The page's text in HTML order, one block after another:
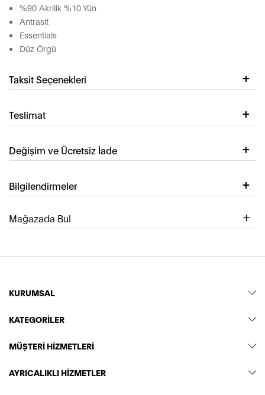
%90 Akrilik %10 Yün
Antrasit
Essentials
Düz Örgü
Taksit Seçenekleri
Teslimat
Değişim ve Ücretsiz İade
Bilgilendirmeler
Mağazada Bul
KURUMSAL
KATEGORİLER
MÜŞTERİ HİZMETLERİ
AYRICALIKLI HİZMETLER